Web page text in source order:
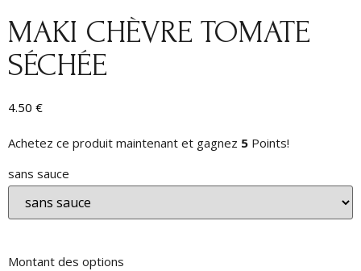
MAKI CHÈVRE TOMATE
SÉCHÉE
4.50 €
Achetez ce produit maintenant et gagnez 5 Points!
sans sauce
Montant des options